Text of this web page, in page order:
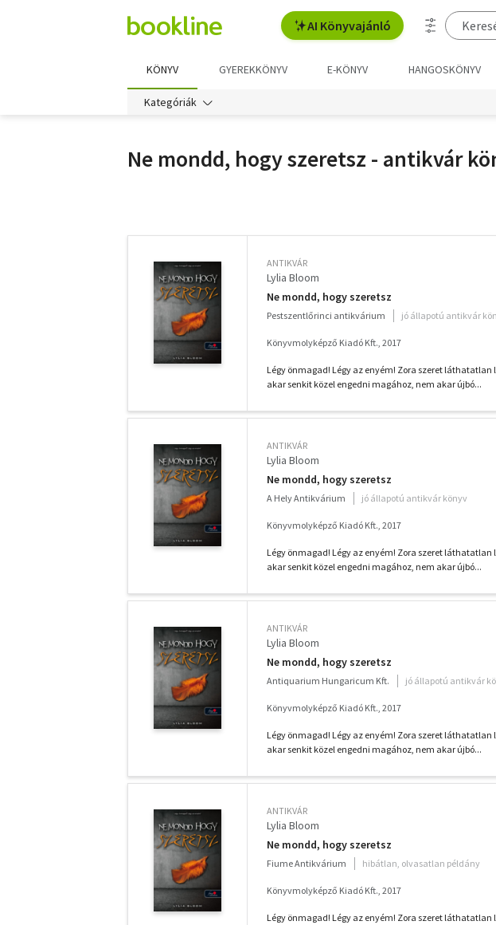
AI Könyvajánló
KÖNYV GYEREKKÖNYV E-KÖNYV HANGOSKÖNYV
Kategóriák
Ne mondd, hogy szeretsz - antikvár
ANTIKVÁR
Lylia Bloom
Ne mondd, hogy szeretsz
Pestszentlőrinci antikvárium jó állapotú antikvár
Könyvmolyképző Kiadó Kft., 2017
Légy önmagad! Légy az enyém! Zora szeret
akar senkit közel engedni magához, nem akar újbó...
ANTIKVÁR
Lylia Bloom
Ne mondd, hogy szeretsz
A Hely Antikvárium jó állapotú antikvár könyv
Könyvmolyképző Kiadó Kft., 2017
Légy önmagad! Légy az enyém! Zora szeret
akar senkit közel engedni magához, nem akar újbó...
ANTIKVÁR
Lylia Bloom
Ne mondd, hogy szeretsz
Antiquarium Hungaricum Kft. jó állapotú antikvár
Könyvmolyképző Kiadó Kft., 2017
Légy önmagad! Légy az enyém! Zora szeret
akar senkit közel engedni magához, nem akar újbó...
ANTIKVÁR
Lylia Bloom
Ne mondd, hogy szeretsz
Fiume Antikvárium hibátlan, olvasatlan példány
Könyvmolyképző Kiadó Kft., 2017
Légy önmagad! Légy az enyém! Zora szeret